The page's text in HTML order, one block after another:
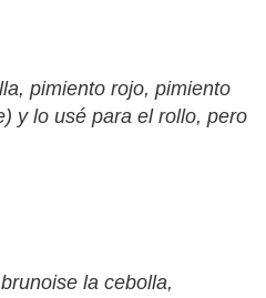
pimiento rojo, pimiento
y lo usé para el rollo, pero
la cebolla,